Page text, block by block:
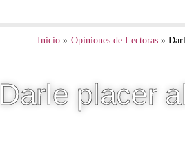
Inicio Opiniones de Lectoras
Darle placer